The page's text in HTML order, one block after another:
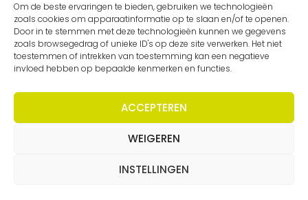
Om de beste ervaringen te bieden, gebruiken we technologieën
zoals cookies om apparaatinformatie op te slaan en/of te openen.
Door in te stemmen met deze technologieën kunnen we gegevens
zoals browsegedrag of unieke ID's op deze site verwerken. Het niet
toestemmen of intrekken van toestemming kan een negatieve
invloed hebben op bepaalde kenmerken en functies.
ACCEPTEREN
WEIGEREN
INSTELLINGEN
Voorwaarden| Privacy statement